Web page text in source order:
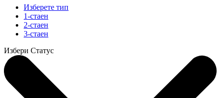
Изберете тип
1-стаен
2-стаен
3-стаен
Избери Статус